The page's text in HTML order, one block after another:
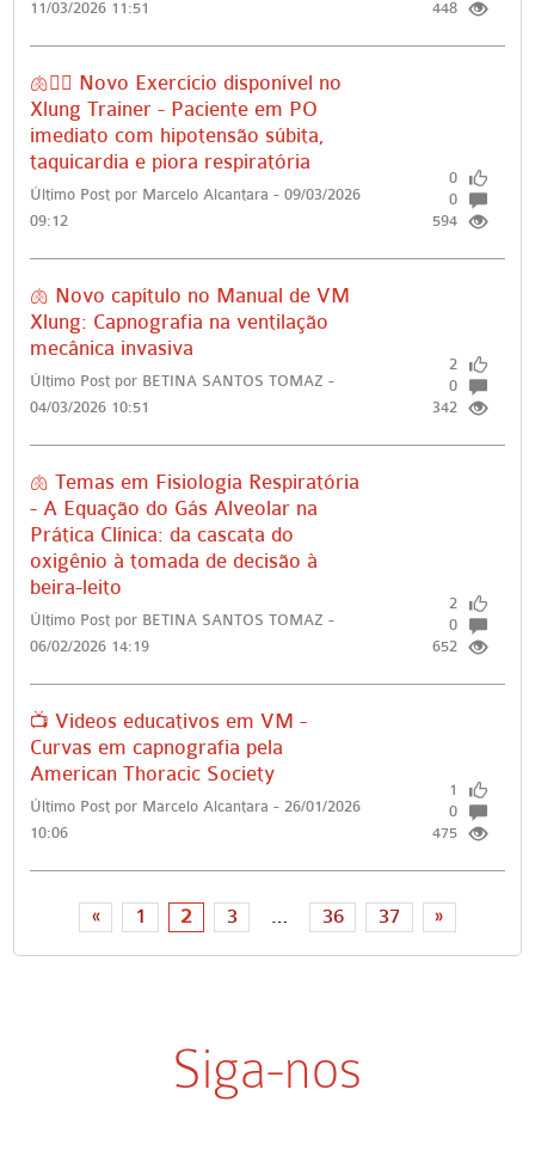
11/03/2026 11:51
448
🫁🏋🏻 Novo Exercício disponível no
Xlung Trainer - Paciente em PO
imediato com hipotensão súbita,
taquicardia e piora respiratória
Último Post por Marcelo Alcantara - 09/03/2026
09:12
0
0
594
🫁 Novo capítulo no Manual de VM
Xlung: Capnografia na ventilação
mecânica invasiva
Último Post por BETINA SANTOS TOMAZ -
04/03/2026 10:51
2
0
342
🫁 Temas em Fisiologia Respiratória
- A Equação do Gás Alveolar na
Prática Clínica: da cascata do
oxigênio à tomada de decisão à
beira-leito
Último Post por BETINA SANTOS TOMAZ -
06/02/2026 14:19
2
0
652
📺 Videos educativos em VM -
Curvas em capnografia pela
American Thoracic Society
Último Post por Marcelo Alcantara - 26/01/2026
10:06
1
0
475
« 1 2 3 … 36 37 »
Siga-nos